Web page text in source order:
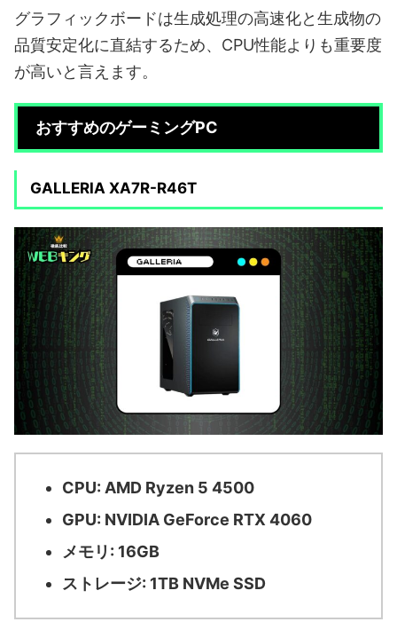
グラフィックボードは生成処理の高速化と生成物の
品質安定化に直結するため、CPU性能よりも重要度
が高いと言えます。
おすすめのゲーミングPC
GALLERIA XA7R-R46T
CPU: AMD Ryzen 5 4500
GPU: NVIDIA GeForce RTX 4060
メモリ: 16GB
ストレージ: 1TB NVMe SSD